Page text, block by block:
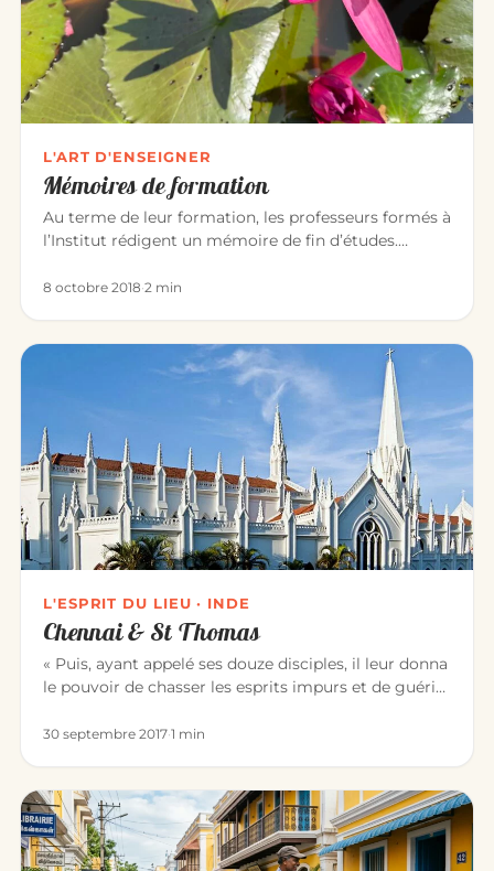
L'ART D'ENSEIGNER
Mémoires de formation
Au terme de leur formation, les professeurs formés à
l’Institut rédigent un mémoire de fin d’études.
8 octobre 2018·2 min
L'ESPRIT DU LIEU · INDE
Chennai & St Thomas
« Puis, ayant appelé ses douze disciples, il leur donna
le pouvoir de chasser les esprits impurs et de guérir
30 septembre 2017·1 min